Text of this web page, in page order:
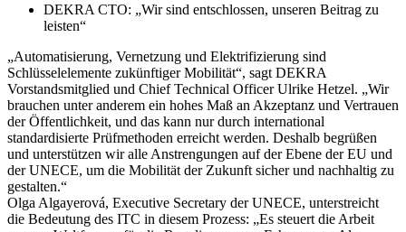
DEKRA CTO: „Wir sind entschlossen, unseren Beitrag zu
leisten“
„Automatisierung, Vernetzung und Elektrifizierung sind
Schlüsselelemente zukünftiger Mobilität“, sagt DEKRA
Vorstandsmitglied und Chief Technical Officer Ulrike Hetzel. „Wir
brauchen unter anderem ein hohes Maß an Akzeptanz und Vertrauen
der Öffentlichkeit, und das kann nur durch international
standardisierte Prüfmethoden erreicht werden. Deshalb begrüßen
und unterstützen wir alle Anstrengungen auf der Ebene der EU und
der UNECE, um die Mobilität der Zukunft sicher und nachhaltig zu
gestalten.“
Olga Algayerová, Executive Secretary der UNECE, unterstreicht
die Bedeutung des ITC in diesem Prozess: „Es steuert die Arbeit